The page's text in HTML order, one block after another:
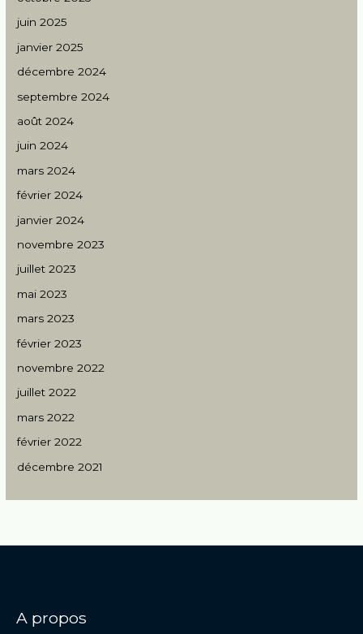
juin 2025
janvier 2025
décembre 2024
septembre 2024
août 2024
juin 2024
mars 2024
février 2024
janvier 2024
novembre 2023
juillet 2023
mai 2023
mars 2023
février 2023
novembre 2022
juillet 2022
mars 2022
février 2022
décembre 2021
A propos